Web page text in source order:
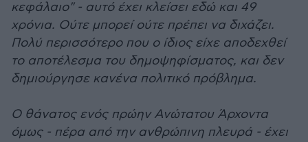
κεφάλαιο" - αυτό έχει κλείσει εδώ και 49
χρόνια. Ούτε μπορεί ούτε πρέπει να διχάζει.
Πολύ περισσότερο που ο ίδιος είχε αποδεχθεί
το αποτέλεσμα του δημοψηφίσματος, και δεν
δημιούργησε κανένα πολιτικό πρόβλημα.
Ο θάνατος ενός πρώην Ανώτατου Άρχοντα
όμως - πέρα από την ανθρώπινη πλευρά - έχει